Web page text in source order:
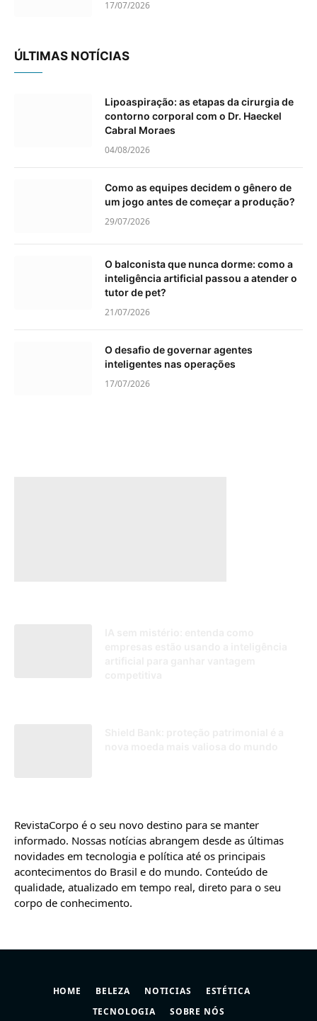
17/07/2026
ÚLTIMAS NOTÍCIAS
Lipoaspiração: as etapas da cirurgia de
contorno corporal com o Dr. Haeckel
Cabral Moraes
04/08/2026
Como as equipes decidem o gênero de
um jogo antes de começar a produção?
29/07/2026
O balconista que nunca dorme: como a
inteligência artificial passou a atender o
tutor de pet?
21/07/2026
O desafio de governar agentes
inteligentes nas operações
17/07/2026
RevistaCorpo é o seu novo destino para se manter
informado. Nossas notícias abrangem desde as últimas
novidades em tecnologia e política até os principais
acontecimentos do Brasil e do mundo. Conteúdo de
qualidade, atualizado em tempo real, direto para o seu
corpo de conhecimento.
HOME BELEZA NOTICIAS
ESTÉTICA
TECNOLOGIA
SOBRE NÓS